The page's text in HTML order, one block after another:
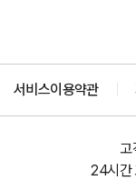
서비스이용약관
고
24시간